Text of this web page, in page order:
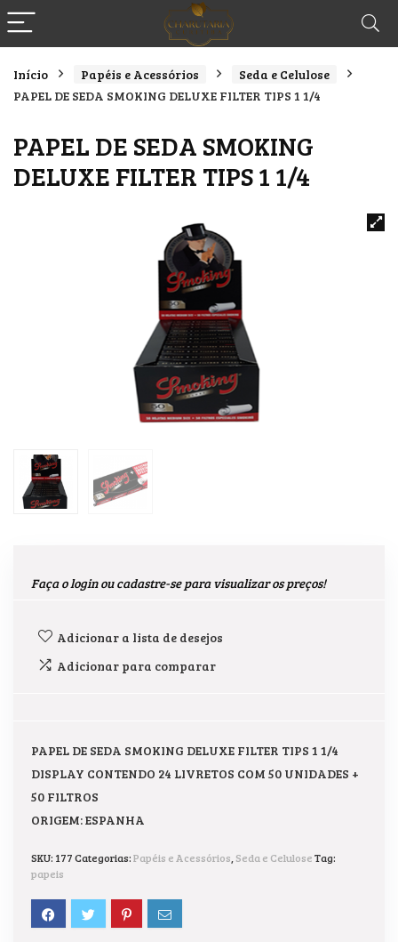
Início Papéis e Acessórios
Seda e Celulose
PAPEL DE SEDA SMOKING DELUXE FILTER TIPS 1 1/4
PAPEL DE SEDA SMOKING
DELUXE FILTER TIPS 1 1/4
Faça o login ou cadastre-se para visualizar os preços!
Adicionar a lista de desejos
Adicionar para comparar
PAPEL DE SEDA SMOKING DELUXE FILTER TIPS 1 1/4
DISPLAY CONTENDO 24 LIVRETOS COM 50 UNIDADES +
50 FILTROS
ORIGEM: ESPANHA
SKU: 177Categorias:Papéis e Acessórios Seda e CeluloseTag:
papeis